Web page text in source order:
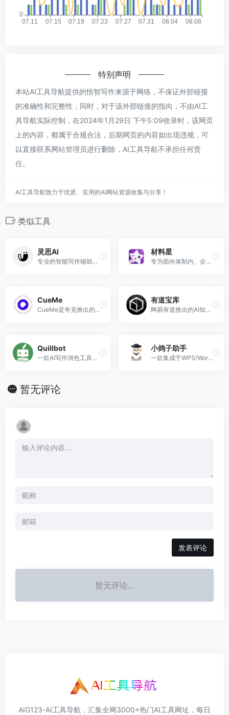
特别声明
本站AI工具导航提供的悟智写作来源于网络，不保证外部链接
的准确性和完整性，同时，对于该外部链接的指向，不由AI工
具导航实际控制，在2024年1月29日 下午5:09收录时，该网页
上的内容，都属于合规合法，后期网页的内容如出现违规，可
以直接联系网站管理员进行删除，AI工具导航不承担任何责
任。
AI工具导航致力于优质、实用的AI网站资源收集与分享！
类似工具
灵思AI
专业的智能写作辅助平台
材料星
专为面向体制内、企事业单位文秘及职场文字工作者的垂直AI写作工具。
CueMe
CueMe是夸克推出的AI智能助手，可以提供多功能的AI对话和写作等服务。
有道宝库
网易有道推出的AI知识管理工具
Quillbot
一款AI写作润色工具，QuillBot的人工智能改写工具将提高你的写作能力。
小鸽子助手
一款集成于WPS/Word的智能写作插件
暂无评论
发表评论
暂无评论...
AIG123-AI工具导航，汇集全网3000+热门AI工具网址，每日